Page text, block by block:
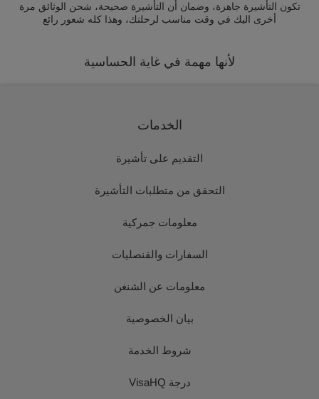
تكون التأشيرة جاهزة، وضمان أن التأشيرة صحيحة، شحن الوثائق مرة
أخرى اليك في وقت مناسب لرحلتك، وهذا كله شعور رائع
لأنها مهمة في غاية الحساسية
الخدمات
التقديم على تأشيرة
التحقق من متطلبات التأشيرة
معلومات جمركية
السفارات والقنصليات
معلومات عن الشنغن
بيان الخصوصية
شروط الخدمة
درجة VisaHQ